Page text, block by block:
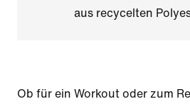
aus recycelten
Ob für ein Workout oder zum